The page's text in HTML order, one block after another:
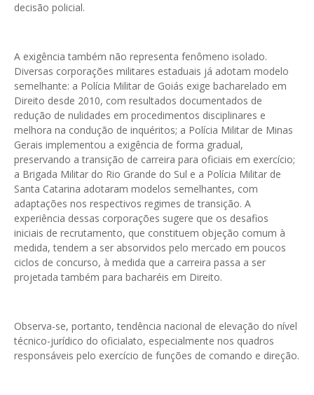
decisão policial.
A exigência também não representa fenômeno isolado.
Diversas corporações militares estaduais já adotam modelo
semelhante: a Polícia Militar de Goiás exige bacharelado em
Direito desde 2010, com resultados documentados de
redução de nulidades em procedimentos disciplinares e
melhora na condução de inquéritos; a Polícia Militar de Minas
Gerais implementou a exigência de forma gradual,
preservando a transição de carreira para oficiais em exercício;
a Brigada Militar do Rio Grande do Sul e a Polícia Militar de
Santa Catarina adotaram modelos semelhantes, com
adaptações nos respectivos regimes de transição. A
experiência dessas corporações sugere que os desafios
iniciais de recrutamento, que constituem objeção comum à
medida, tendem a ser absorvidos pelo mercado em poucos
ciclos de concurso, à medida que a carreira passa a ser
projetada também para bacharéis em Direito.
Observa-se, portanto, tendência nacional de elevação do nível
técnico-jurídico do oficialato, especialmente nos quadros
responsáveis pelo exercício de funções de comando e direção.